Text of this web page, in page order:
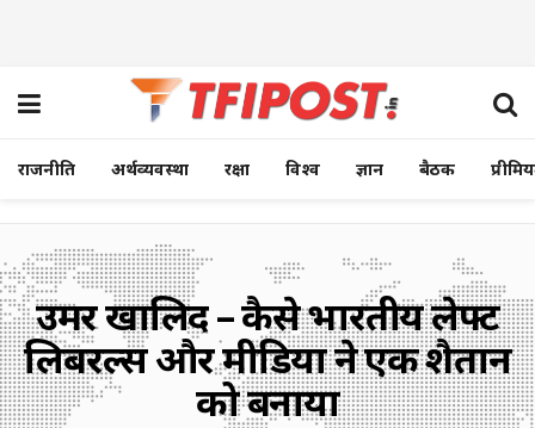
राजनीति अर्थव्यवस्था रक्षा विश्व ज्ञान बैठक
उमर खालिद – कैसे भारतीय लेफ्ट
लिबरल्स और मीडिया ने एक शैतान
को बनाया